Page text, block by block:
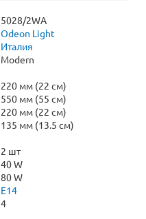
5028/2WA
Odeon Light
Италия
Modern
220 мм (22 см)
550 мм (55 см)
220 мм (22 см)
135 мм (13.5 см)
2 шт
40 W
80 W
E14
4